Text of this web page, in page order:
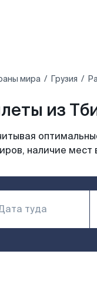
мира Грузия
из
наличие